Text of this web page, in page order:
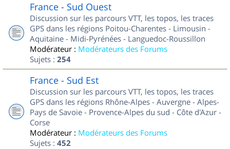
France - Sud Ouest
Discussion sur les parcours VTT, les topos, les traces
GPS dans les régions Poitou-Charentes - Limousin -
Aquitaine - Midi-Pyrénées - Languedoc-Roussillon
Modérateur : Modérateurs des Forums
Sujets : 254
France - Sud Est
Discussion sur les parcours VTT, les topos, les traces
GPS dans les régions Rhône-Alpes - Auvergne - Alpes-
Pays de Savoie - Provence-Alpes du sud - Côte d'Azur -
Corse
Modérateur : Modérateurs des Forums
Sujets : 452